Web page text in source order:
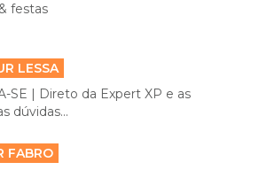
festas
LESSA
SE | Direto da Expert XP e as
dúvidas...
FABRO